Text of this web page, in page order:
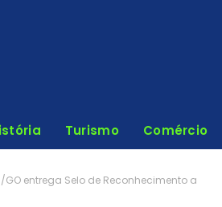
Turismo Comércio
GO entrega Selo de Reconhecimento a